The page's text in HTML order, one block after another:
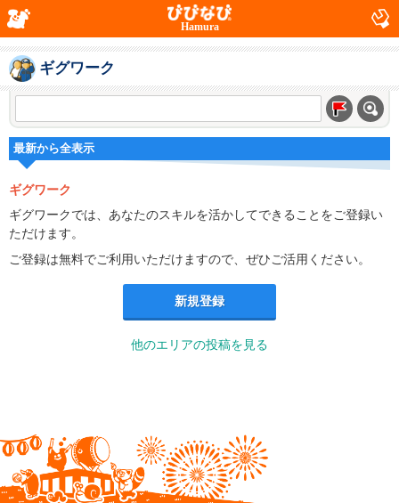
Hamura
ギグワーク
最新から全表示
ギグワーク
ギグワークでは、あなたのスキルを活かしてできることをご登録い
ただけます。
ご登録は無料でご利用いただけますので、ぜひご活用ください。
新規登録
他のエリアの投稿を見る